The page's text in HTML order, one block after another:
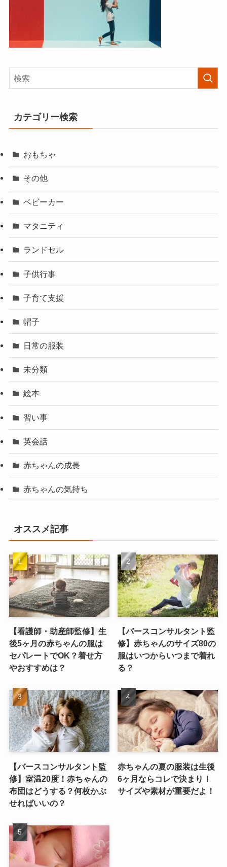
カテゴリー検索
おもちゃ
その他
ベビーカー
マタニティ
ランドセル
子供行事
子育て支援
帽子
日常の服装
未分類
絵本
習い事
英会話
赤ちゃんの成長
赤ちゃんの気持ち
オススメ記事
【看護師・助産師監修】生
後5ヶ月の赤ちゃんの服は
セパレートでOK？着せ方
やおすすめは？
【バースコンサルタント監
修】赤ちゃんのサイズ80の
服はいつからいつまで着れ
る？
【バースコンサルタント監
修】室温20度！赤ちゃんの
布団はどうする？何枚かぶ
せればいいの？
赤ちゃんの夏の服装は生後
6ヶ月ならコレで決まり！
サイズや素材が重要だよ！